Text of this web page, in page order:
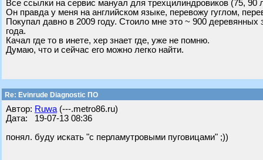
Все ссылки на сервис мануал для трехцилиндровиков (75, 90
Он правда у меня на английском языке, перевожу гуглом,
Покупал давно в 2009 году. Стоило мне это ~ 900
года.
Качал где то в инете, хер знает где, уже не помню.
Думаю, что и сейчас его можно легко найти.
Re: Evinrude Diagnostic ПО
Автор: Ruwa (---.metro86.ru)
Дата: 19-07-13 08:36
понял. буду искать "с перламутровыми пуговицами" ;))